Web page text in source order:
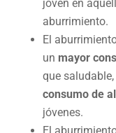
joven en
aburrimiento.
El
un mayor
que
consumo de
jóvenes.